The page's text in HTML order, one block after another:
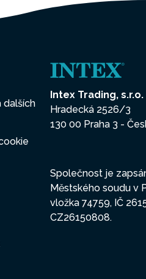
dalších
Intex Trading, s.r.o.
Hradecká 2526/3
130 00 Praha 3 -
Společnost je
Městského soudu v
vložka 74759, IČ
CZ26150808.